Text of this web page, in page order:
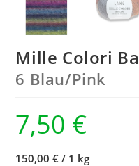
Mille Colori
6 Blau/Pink
7,50 €
150,00 € / 1 kg